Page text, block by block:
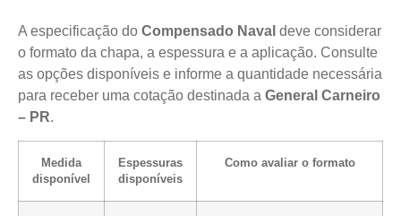
A especificação do Compensado Naval deve considerar
o formato da chapa, a espessura e a aplicação. Consulte
as opções disponíveis e informe a quantidade necessária
para receber uma cotação destinada a General Carneiro
– PR.
Medida
disponível
Espessuras
disponíveis
Como avaliar o formato